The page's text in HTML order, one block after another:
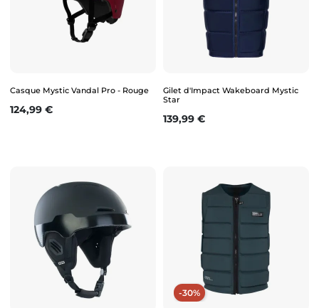
Casque Mystic Vandal Pro - Rouge
Prix
124,99 €
Gilet d'Impact Wakeboard Mystic
Star
Prix
139,99 €
-30%